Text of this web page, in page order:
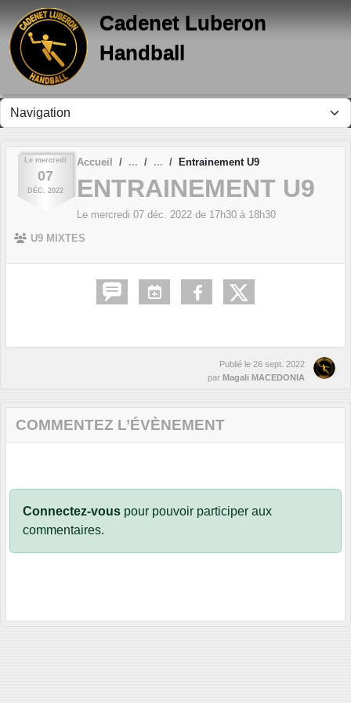
Cadenet Luberon
Handball
Le mercredi
07
DÉC. 2022
Accueil Entrainement U9
ENTRAINEMENT U9
Le mercredi 07 déc. 2022 de 17h30 à 18h30
U9 MIXTES
Publié le 26 sept. 2022
par Magali MACEDONIA
COMMENTEZ L’ÉVÈNEMENT
Connectez-vous pour pouvoir participer aux
commentaires.
Panneau de gestion des cookies